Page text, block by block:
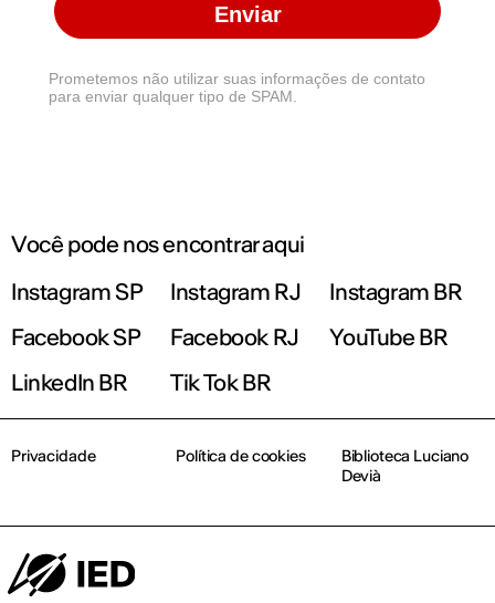
Enviar
Prometemos não utilizar suas informações de contato
para enviar qualquer tipo de SPAM.
Você pode nos encontrar aqui
Instagram SP
Instagram RJ
Instagram BR
Facebook SP
Facebook RJ
YouTube BR
LinkedIn BR
Tik Tok BR
Privacidade Política de cookies
Biblioteca Luciano
Devià